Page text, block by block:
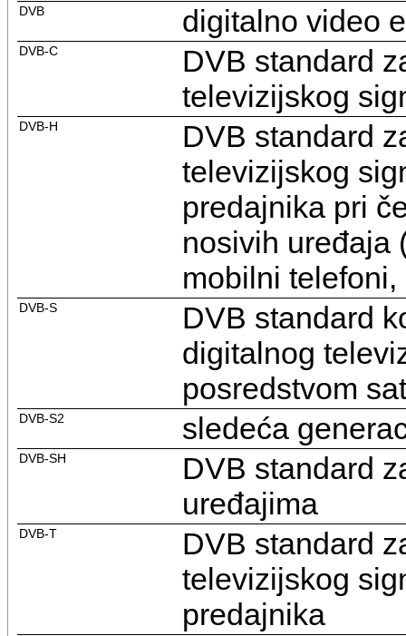
DVB digitalno video
DVB-C
DVB standard
televizijskog
DVB-H
DVB standard
televizijskog
predajnika pri
nosivih uređaja
mobilni
DVB-S
DVB standard
digitalnog
posredstvom
DVB-S2 sledeća
DVB-SH
DVB standard
uređajima
DVB-T
DVB standard
televizijskog
predajnika